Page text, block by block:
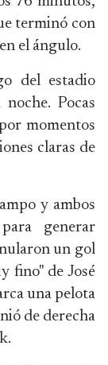
terminó con
el ángulo.
del estadio
Pocas
momentos
claras de
y ambos
generar
un gol
fino" de José
una pelota
de derecha